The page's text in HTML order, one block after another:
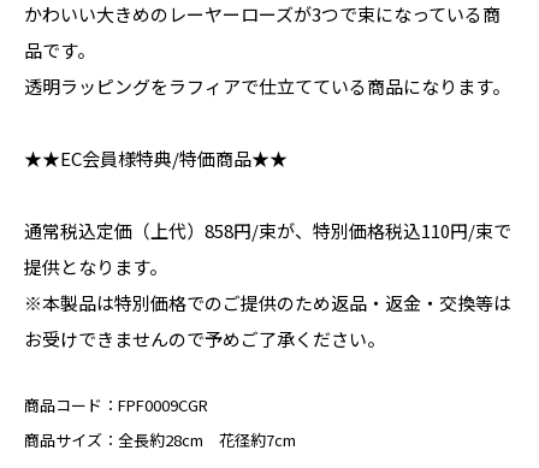
かわいい大きめのレーヤーローズが3つで束になっている商
品です。
透明ラッピングをラフィアで仕立てている商品になります。
★★EC会員様特典/特価商品★★
通常税込定価（上代）858円/束が、特別価格税込110円/束で
提供となります。
※本製品は特別価格でのご提供のため返品・返金・交換等は
お受けできませんので予めご了承ください。
商品コード： FPF0009CGR
商品サイズ： 全長約28cm 花径約7cm